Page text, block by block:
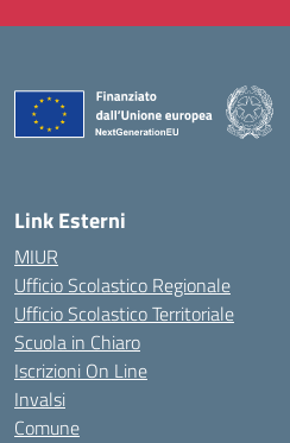
Link Esterni
MIUR
Ufficio Scolastico Regionale
Ufficio Scolastico Territoriale
Scuola in Chiaro
Iscrizioni On Line
Invalsi
Comune